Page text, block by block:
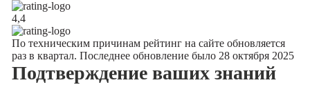
4,4
По техническим причинам рейтинг на сайте обновляется
раз в квартал. Последнее обновление было 28 октября 2025
Подтверждение ваших знаний